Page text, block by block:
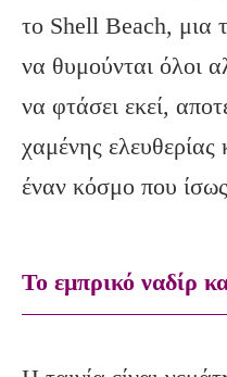
το Shell Beach, μια
να θυμούνται όλοι
να φτάσει εκεί,
χαμένης ελευθερίας
έναν κόσμο που
To εμπρικό ναδίρ